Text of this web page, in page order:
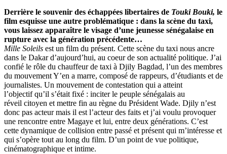
Derrière le souvenir des échappées libertaires de Touki Bouki, le
film esquisse une autre problématique : dans la scène du taxi,
vous laissez apparaître le visage d’une jeunesse sénégalaise en
rupture avec la génération précédente…
Mille Soleils est un film du présent. Cette scène du taxi nous ancre
dans le Dakar d’aujourd’hui, au coeur de son actualité politique. J’ai
confié le rôle du chauffeur de taxi à Djily Bagdad, l’un des membres
du mouvement Y’en a marre, composé de rappeurs, d’étudiants et de
journalistes. Un mouvement de contestation qui a atteint
l’objectif qu’il s’était fixé : inciter le peuple sénégalais au
réveil citoyen et mettre fin au règne du Président Wade. Djily n’est
donc pas acteur mais il est l’acteur des faits et j’ai voulu provoquer
une rencontre entre Magaye et lui, entre deux générations. C’est
cette dynamique de collision entre passé et présent qui m’intéresse et
qui s’opère tout au long du film. D’un point de vue politique,
cinématographique et intime.